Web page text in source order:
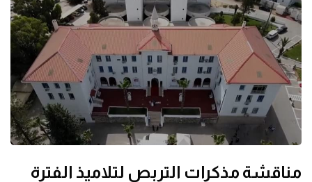
مناقشة مذكرات التربص لتلاميذ الفترة